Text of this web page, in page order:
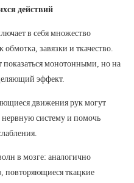
действий
в себя множество
завязки и ткачество.
монотонными, но на
эффект.
движения рук могут
систему и помочь
в мозге: аналогично
повторяющиеся ткацкие